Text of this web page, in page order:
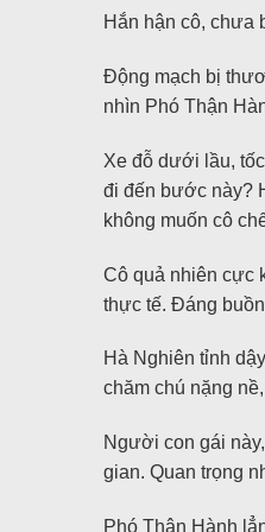
Hắn hận cô, chưa
Động mạch bị
nhìn Phó Thận
Xe đỗ dưới lầu,
đi đến bước này?
không muốn cô
Cô quả nhiên cực
thực tế. Đáng
Hà Nghiên tỉnh
chăm chú nặng
Người con gái
gian. Quan trọng
Phó Thận Hành